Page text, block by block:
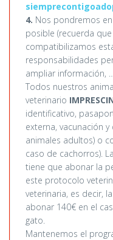
4. Nos pondremos
posible (recuerda
compatibilizamos
responsabilidades
ampliar información,
Todos nuestros
veterinario
identificativo,
externa, vacunación
animales adultos) o
caso de cachorros).
tiene que abonar la
este protocolo
veterinaria, es decir,
abonar 140€ en el
gato.
Mantenemos el